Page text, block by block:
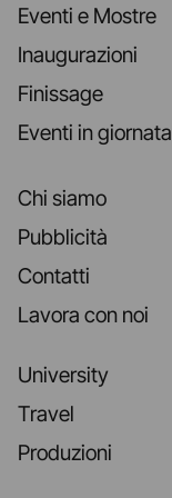
Eventi e Mostre
Inaugurazioni
Finissage
Eventi in giornata
Chi siamo
Pubblicità
Contatti
Lavora con noi
University
Travel
Produzioni